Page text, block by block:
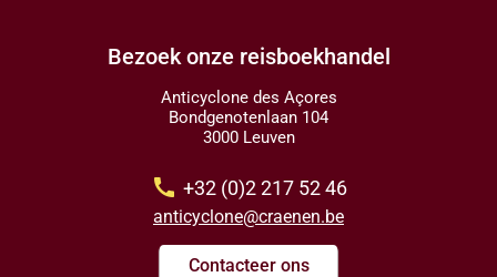
Bezoek onze reisboekhandel
Anticyclone des Açores
Bondgenotenlaan 104
3000 Leuven
call +32 (0)2 217 52 46
anticyclone@craenen.be
Contacteer ons